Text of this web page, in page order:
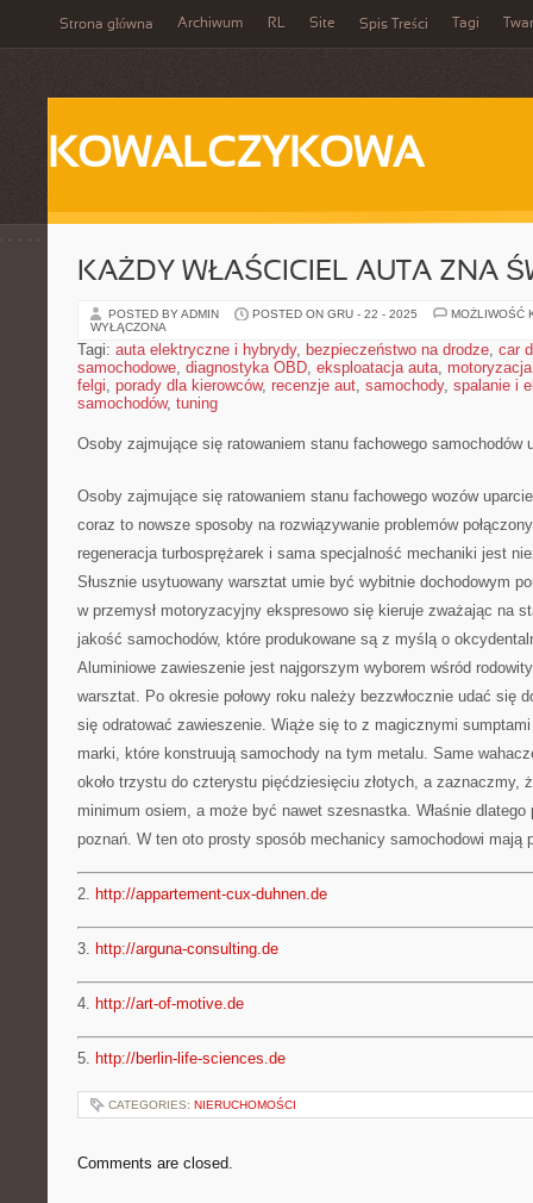
Strona główna Archiwum RL Site Spis Treści Tagi
KOWALCZYKOWA
KAŻDY WŁAŚCICIEL AUTA ZNA
POSTED BY ADMIN POSTED ON GRU - 22 - 2025
MOŻLIWOŚĆ
WYŁĄCZONA
Tagi: auta elektryczne i hybrydy, bezpieczeństwo na drodze, car
samochodowe, diagnostyka OBD, eksploatacja auta, motoryzacja
felgi, porady dla kierowców, recenzje aut, samochody, spalanie i
samochodów, tuning
Osoby zajmujące się ratowaniem stanu fachowego samochodów
Osoby zajmujące się ratowaniem stanu fachowego wozów
coraz to nowsze sposoby na rozwiązywanie problemów
regeneracja turbosprężarek i sama specjalność mechaniki jest
Słusznie usytuowany warsztat umie być wybitnie dochodowym
w przemysł motoryzacyjny ekspresowo się kieruje zważając na
jakość samochodów, które produkowane są z myślą o
Aluminiowe zawieszenie jest najgorszym wyborem wśród
warsztat. Po okresie połowy roku należy bezzwłocznie udać się
się odratować zawieszenie. Wiąże się to z magicznymi
marki, które konstruują samochody na tym metalu. Same
około trzystu do czterystu pięćdziesięciu złotych, a zaznaczmy,
minimum osiem, a może być nawet szesnastka. Właśnie
poznań. W ten oto prosty sposób mechanicy samochodowi mają
2. http://appartement-cux-duhnen.de
3. http://arguna-consulting.de
4. http://art-of-motive.de
5. http://berlin-life-sciences.de
CATEGORIES: NIERUCHOMOŚCI
Comments are closed.